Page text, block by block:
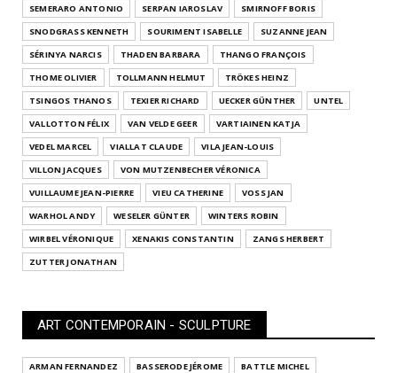
SEMERARO ANTONIO
SERPAN IAROSLAV
SMIRNOFF BORIS
SNODGRASS KENNETH
SOURIMENT ISABELLE
SUZANNE JEAN
SÉRINYA NARCIS
THADEN BARBARA
THANGO FRANÇOIS
THOME OLIVIER
TOLLMANN HELMUT
TRÖKES HEINZ
TSINGOS THANOS
TEXIER RICHARD UECKER GÜNTHER
UNTEL
VALLOTTON FÉLIX
VAN VELDE GEER
VARTIAINEN KATJA
VEDEL MARCEL
VIALLAT CLAUDE
VILA JEAN-LOUIS
VILLON JACQUES
VON MUTZENBECHER VÉRONICA
VUILLAUME JEAN-PIERRE
VIEU CATHERINE
VOSS JAN
WARHOL ANDY
WESELER GÜNTER
WINTERS ROBIN
WIRBEL VÉRONIQUE
XENAKIS CONSTANTIN
ZANGS HERBERT
ZUTTER JONATHAN
ART CONTEMPORAIN - SCULPTURE
ARMAN FERNANDEZ BASSERODE JÉROME
BATTLE MICHEL